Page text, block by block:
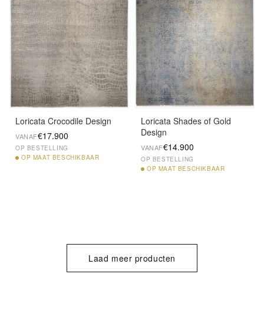
Loricata Crocodile Design
VANAF€17.900
OP BESTELLING
OP MAAT BESCHIKBAAR
Loricata Shades of Gold
Design
VANAF€14.900
OP BESTELLING
OP MAAT BESCHIKBAAR
Laad meer producten